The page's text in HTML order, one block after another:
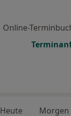
Online-
Heute Morgen